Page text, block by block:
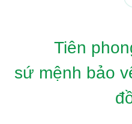
Tiên
sứ mệnh bảo